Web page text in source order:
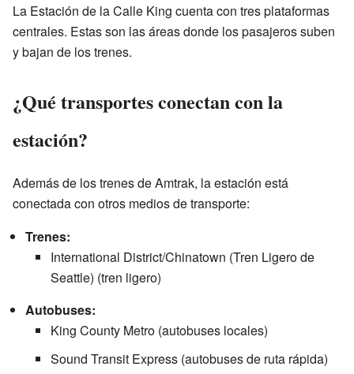
La Estación de la Calle King cuenta con tres plataformas
centrales. Estas son las áreas donde los pasajeros suben
y bajan de los trenes.
¿Qué transportes conectan con la
estación?
Además de los trenes de Amtrak, la estación está
conectada con otros medios de transporte:
Trenes:
International District/Chinatown (Tren Ligero de
Seattle) (tren ligero)
Autobuses:
King County Metro (autobuses locales)
Sound Transit Express (autobuses de ruta rápida)